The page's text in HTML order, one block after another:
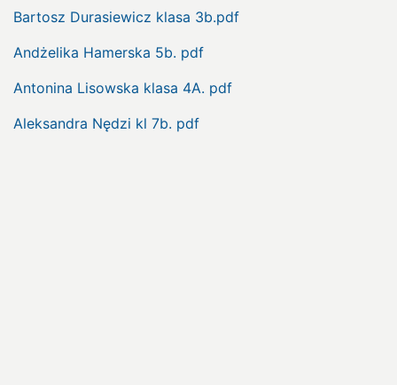
Bartosz Durasiewicz klasa 3b.pdf
Andżelika Hamerska 5b. pdf
Antonina Lisowska klasa 4A. pdf
Aleksandra Nędzi kl 7b. pdf